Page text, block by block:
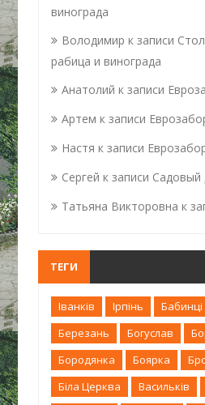
винограда
Володимир к записи
рабица и винограда
Анатолий к записи
Артем к записи
Настя к записи
Сергей к записи Садовый
Татьяна Викторовна к
ТЕГИ
Іванків Ірпінь Бабинці
Березань
Богуслав
Бородянка
Боярка
Біла Церква
Васильків